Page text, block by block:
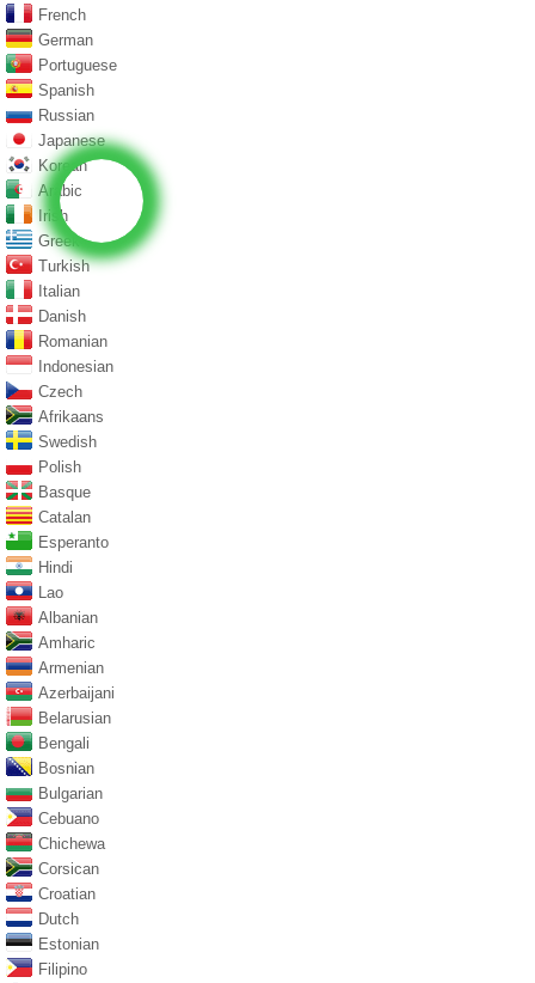
French
German
Portuguese
Spanish
Russian
Japanese
Korean
Arabic
Irish
Greek
Turkish
Italian
Danish
Romanian
Indonesian
Czech
Afrikaans
Swedish
Polish
Basque
Catalan
Esperanto
Hindi
Lao
Albanian
Amharic
Armenian
Azerbaijani
Belarusian
Bengali
Bosnian
Bulgarian
Cebuano
Chichewa
Corsican
Croatian
Dutch
Estonian
Filipino